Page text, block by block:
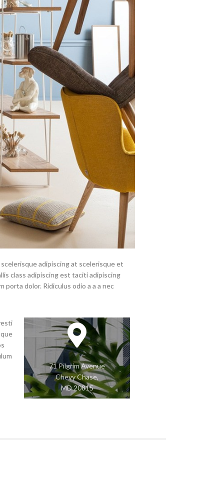
adipiscing at scelerisque et
class adipiscing est taciti adipiscing
dolor. Ridiculus odio a a a nec
71 Pilgrim Avenue
Chevy Chase,
MD 20815